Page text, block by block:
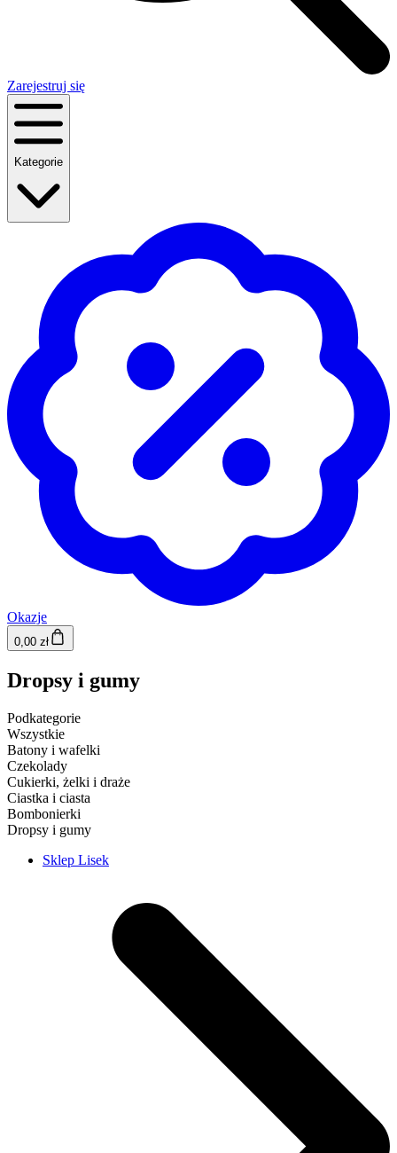
Zarejestruj się
Kategorie
Okazje
0,00 zł
Dropsy i gumy
Podkategorie
Wszystkie
Batony i wafelki
Czekolady
Cukierki, żelki i draże
Ciastka i ciasta
Bombonierki
Dropsy i gumy
Sklep Lisek